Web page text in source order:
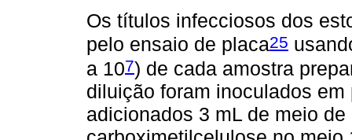
Os títulos infecciosos dos
pelo ensaio de placa25
a 107) de cada amostra
diluição foram inoculados
adicionados 3 mL de meio